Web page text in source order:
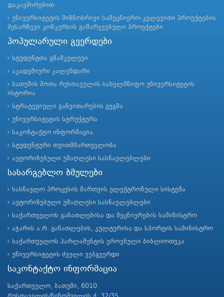
დაკავშირებით
უნივერსიტეტის მიზნობრივი სამეცნიერო-კვლევითი პროექტების
შესარჩევი კონკურსის გამარჯვებული პროექტები
პოპულარული გვერდები
სტუდენტთა გზამკვლევი
აკადემიური კალენდარი
ბათუმის შოთა რუსთაველის სახელმწიფო უნივერსიტეტის
ისტორია
სტრატეგიული განვითარების გეგმა
უნივერსიტეტის სტრუქტურა
საკონტაქტო ინფორმაცია
სტუდენტური თვითმმართველობა
ავტორიზებული უმაღლესი სასწავლებლები
სასარგებლო ბმულები
სასწავლო პროცესის მართვის ელექტრონული სისტემა
ავტორიზებული უმაღლესი სასწავლებლები
საქართველოს განათლებისა და მეცნიერების სამინისტრო
აჭარის ა.რ. განათლების, კულტურისა და სპორტის სამინისტრო
საქართველოს პარლამენტის ეროვნული ბიბლიოთეკა
უნივერსიტეტის ძველი ვებგვერდი
საკონტაქტო ინფორმაცია
საქართველო, ბათუმი, 6010